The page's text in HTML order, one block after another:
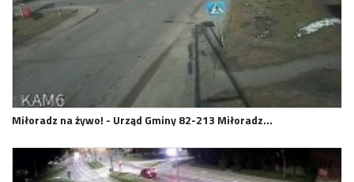
Miłoradz na żywo! - Urząd Gminy 82-213 Miłoradz…